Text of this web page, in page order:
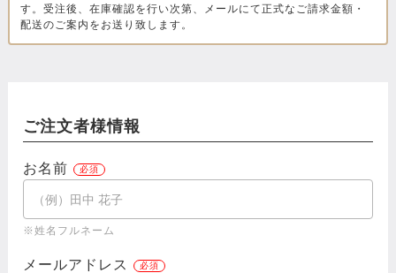
す。受注後、在庫確認を行い次第、メールにて正式なご請求金額・
配送のご案内をお送り致します。
ご注文者様情報
お名前
※姓名フルネーム
メールアドレス